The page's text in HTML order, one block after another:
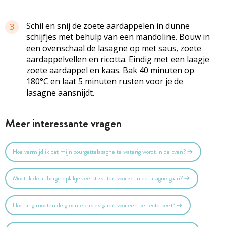
3
Schil en snij de zoete aardappelen in dunne
schijfjes met behulp van een mandoline. Bouw in
een ovenschaal de lasagne op met saus, zoete
aardappelvellen en ricotta. Eindig met een laagje
zoete aardappel en kaas. Bak 40 minuten op
180°C en laat 5 minuten rusten voor je de
lasagne aansnijdt.
Meer interessante vragen
Hoe vermijd ik dat mijn courgettelasagne te waterig wordt in de oven?
Moet ik de aubergineplakjes eerst zouten voor ze in de lasagne gaan?
Hoe lang moeten de groenteplakjes garen voor een perfecte beet?